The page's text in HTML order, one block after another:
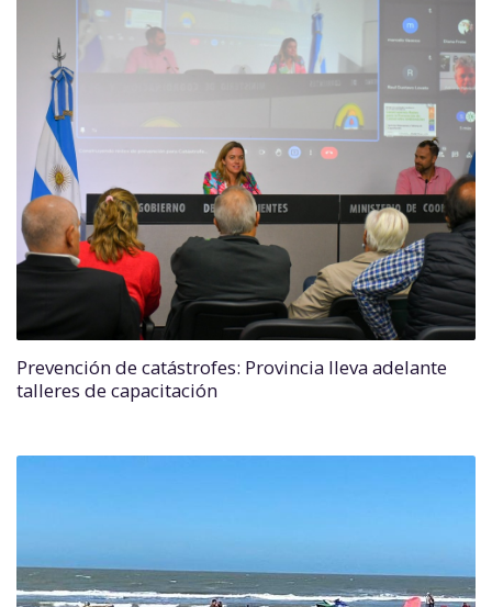
Prevención de catástrofes: Provincia lleva adelante
talleres de capacitación